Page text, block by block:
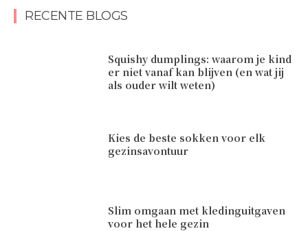
RECENTE BLOGS
Squishy dumplings: waarom je kind
er niet vanaf kan blijven (en wat jij
als ouder wilt weten)
Kies de beste sokken voor elk
gezinsavontuur
Slim omgaan met kledinguitgaven
voor het hele gezin